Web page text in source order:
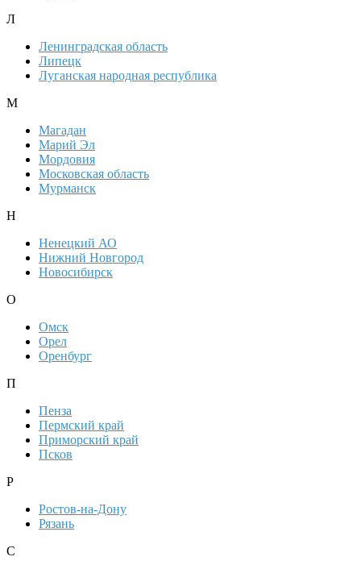
Л
Ленинградская область
Липецк
Луганская народная республика
М
Магадан
Марий Эл
Мордовия
Московская область
Мурманск
Н
Ненецкий АО
Нижний Новгород
Новосибирск
О
Омск
Орел
Оренбург
П
Пенза
Пермский край
Приморский край
Псков
Р
Ростов-на-Дону
Рязань
С